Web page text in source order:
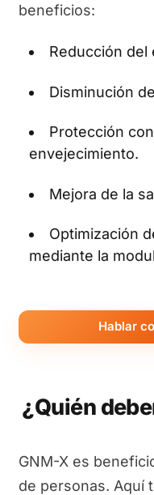
beneficios:
Reducción del
Disminución
Protección
envejecimiento.
Mejora de la
Optimización
mediante la
Hablar
¿Quién
GNM-X es
de personas. Aquí